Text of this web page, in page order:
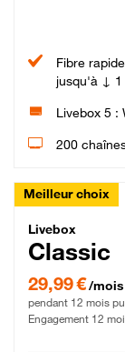
Fibre
jusqu'à ↓
Livebox 5 :
200
Meilleur choix
Livebox
Livebox
Classic
29,99 € par mois
29,99 €/mois
pendant 12 mois
Engagement 12